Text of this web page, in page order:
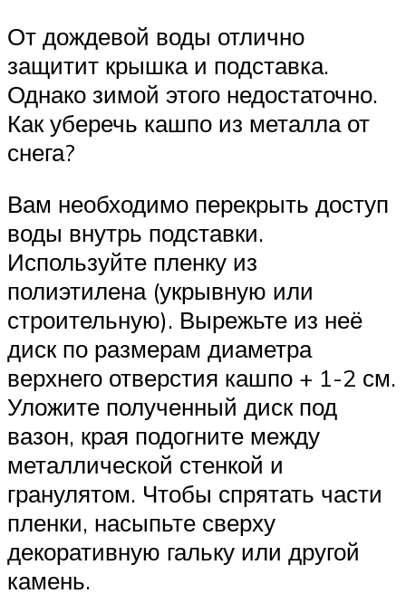
От дождевой воды отлично
защитит крышка и подставка.
Однако зимой этого недостаточно.
Как уберечь кашпо из металла от
снега?
Вам необходимо перекрыть доступ
воды внутрь подставки.
Используйте пленку из
полиэтилена (укрывную или
строительную). Вырежьте из неё
диск по размерам диаметра
верхнего отверстия кашпо + 1-2 см.
Уложите полученный диск под
вазон, края подогните между
металлической стенкой и
гранулятом. Чтобы спрятать части
пленки, насыпьте сверху
декоративную гальку или другой
камень.